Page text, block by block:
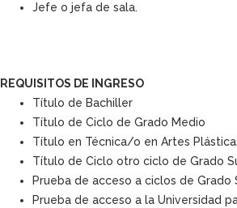
Jefe o jefa de sala.
REQUISITOS DE INGRESO
Título de Bachiller
Título de Ciclo de Grado Medio
Título en Técnica/o en Artes
Título de Ciclo otro ciclo de Grado
Prueba de acceso a ciclos de Grado
Prueba de acceso a la Universidad